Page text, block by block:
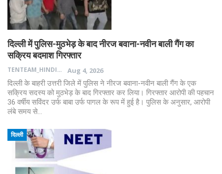
दिल्ली में पुलिस-मुठभेड़ के बाद नीरज बवाना-नवीन बाली गैंग का
सक्रिय बदमाश गिरफ्तार
TENTEAM_HINDI
Aug 4, 2026
दिल्ली के बाहरी उत्तरी जिले में पुलिस ने नीरज बवाना-नवीन बाली गैंग के एक
सक्रिय सदस्य को मुठभेड़ के बाद गिरफ्तार कर लिया। गिरफ्तार आरोपी की पहचान
36 वर्षीय सविंदर उर्फ बाबा उर्फ पागल के रूप में हुई है। पुलिस के अनुसार, आरोपी
लंबे समय से…
दिल्ली